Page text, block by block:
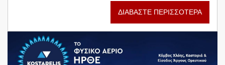
ΔΙΑΒΑΣΤΕ ΠΕΡΙΣΣΟΤΕΡΑ